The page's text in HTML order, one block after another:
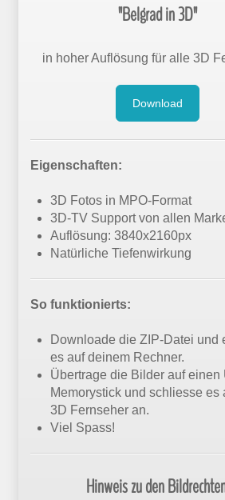
"Belgrad in 3D"
in hoher Auflösung für alle 3D
Download
Eigenschaften:
3D Fotos in MPO-Format
3D-TV Support von allen
Auflösung: 3840x2160px
Natürliche Tiefenwirkung
So funktionierts:
Downloade die ZIP-Datei und
es auf deinem Rechner.
Übertrage die Bilder auf einen
Memorystick und schliesse es
3D Fernseher an.
Viel Spass!
Hinweis zu den